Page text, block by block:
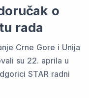
o
rada
Crne Gore i Unija
su 22. aprila u
STAR radni